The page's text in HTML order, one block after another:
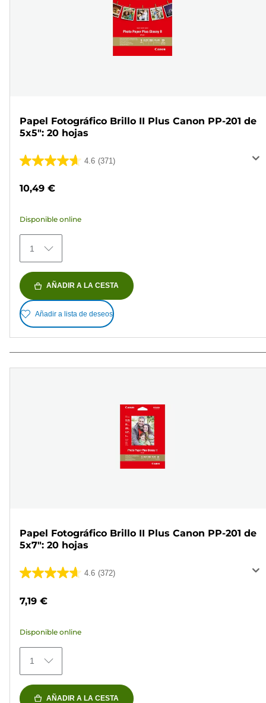
Papel Fotográfico Brillo II Plus Canon PP-201 de
5x5": 20 hojas
4.6 (371)
4.6
371
reseñas
10,49 €
Disponible online
1
AÑADIR A LA CESTA
Añadir a lista de deseos
Papel Fotográfico Brillo II Plus Canon PP-201 de
5x7": 20 hojas
4.6 (372)
4.6
5
372
reseñas
7,19 €
Disponible online
1
AÑADIR A LA CESTA